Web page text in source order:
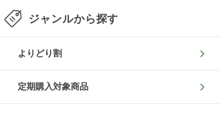
ジャンルから探す
よりどり割
定期購入対象商品